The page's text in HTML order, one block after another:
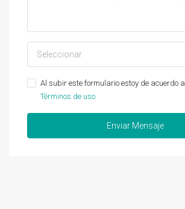
Seleccionar
Al subir este formulario estoy de acuerdo a
Términos de uso
Enviar Mensaje